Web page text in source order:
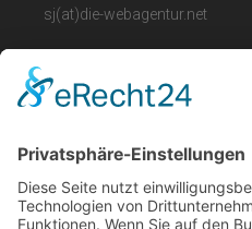
sj(at)die-webagentur.net
LEGAL
Impressum
Datenschutz
Barrierefreiheit